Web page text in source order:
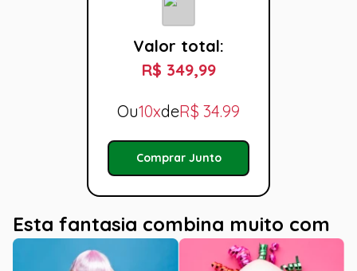
Valor total:
R$ 349,99
Ou10xdeR$ 34.99
Comprar Junto
Esta fantasia combina muito com